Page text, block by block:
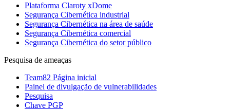
Plataforma Claroty xDome
Segurança Cibernética industrial
Segurança Cibernética na área de saúde
Segurança Cibernética comercial
Segurança Cibernética do setor público
Pesquisa de ameaças
Team82 Página inicial
Painel de divulgação de vulnerabilidades
Pesquisa
Chave PGP